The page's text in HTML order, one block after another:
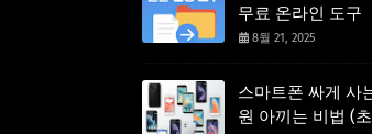
무료 온라인 도구
8월 21, 2025
스마트폰 싸게 사
원 아끼는 비법 (